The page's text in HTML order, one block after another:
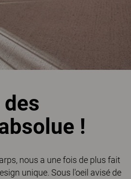
!
nous a une fois de plus fait
unique. Sous l'oeil avisé de